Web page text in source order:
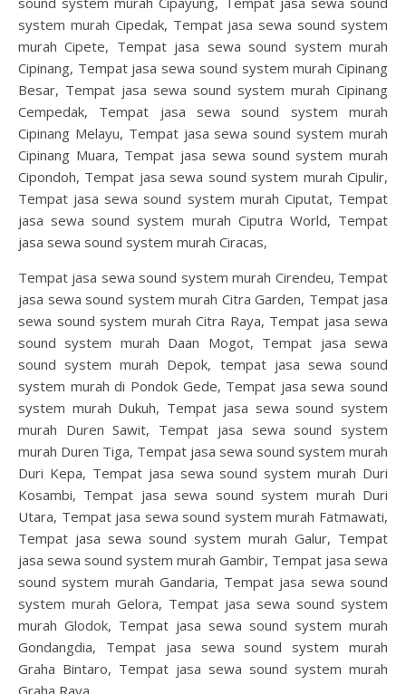
system murah Cipedak, Tempat jasa sewa sound system
murah Cipete, Tempat jasa sewa sound system murah
Cipinang, Tempat jasa sewa sound system murah Cipinang
Besar, Tempat jasa sewa sound system murah Cipinang
Cempedak, Tempat jasa sewa sound system murah
Cipinang Melayu, Tempat jasa sewa sound system murah
Cipinang Muara, Tempat jasa sewa sound system murah
Cipondoh, Tempat jasa sewa sound system murah Cipulir,
Tempat jasa sewa sound system murah Ciputat, Tempat
jasa sewa sound system murah Ciputra World, Tempat
jasa sewa sound system murah Ciracas,
Tempat jasa sewa sound system murah Cirendeu, Tempat
jasa sewa sound system murah Citra Garden, Tempat jasa
sewa sound system murah Citra Raya, Tempat jasa sewa
sound system murah Daan Mogot, Tempat jasa sewa
sound system murah Depok, tempat jasa sewa sound
system murah di Pondok Gede, Tempat jasa sewa sound
system murah Dukuh, Tempat jasa sewa sound system
murah Duren Sawit, Tempat jasa sewa sound system
murah Duren Tiga, Tempat jasa sewa sound system murah
Duri Kepa, Tempat jasa sewa sound system murah Duri
Kosambi, Tempat jasa sewa sound system murah Duri
Utara, Tempat jasa sewa sound system murah Fatmawati,
Tempat jasa sewa sound system murah Galur, Tempat
jasa sewa sound system murah Gambir, Tempat jasa sewa
sound system murah Gandaria, Tempat jasa sewa sound
system murah Gelora, Tempat jasa sewa sound system
murah Glodok, Tempat jasa sewa sound system murah
Gondangdia, Tempat jasa sewa sound system murah
Graha Bintaro, Tempat jasa sewa sound system murah
Graha Raya,